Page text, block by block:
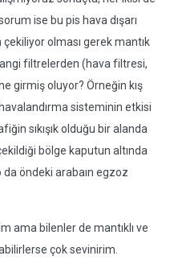
ise bu pis hava dışarı
çekiliyor olması gerek mantık
filtrelerden (hava filtresi,
girmiş oluyor? Örneğin kış
sisteminin etkisi
sıkışık olduğu bir alanda
bölge kaputun altında
öndeki arabaın egzoz
ama bilenler de mantıklı ve
çok sevinirim.